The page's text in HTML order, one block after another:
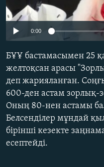
Басқа тілдерде
0:00
БҰҰ бастамасымен 25
желтоқсан арасы
деп жарияланған.
600-ден астам зорлық-
Оның 80-нен астамы
Белсенділер мұндай
бірінші кезекте
есептейді.